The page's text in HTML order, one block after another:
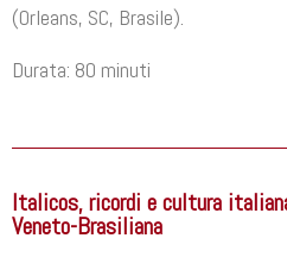
(Orleans, SC, Brasile).
Durata: 80 minuti
Italicos, ricordi e cultura
Veneto-Brasiliana